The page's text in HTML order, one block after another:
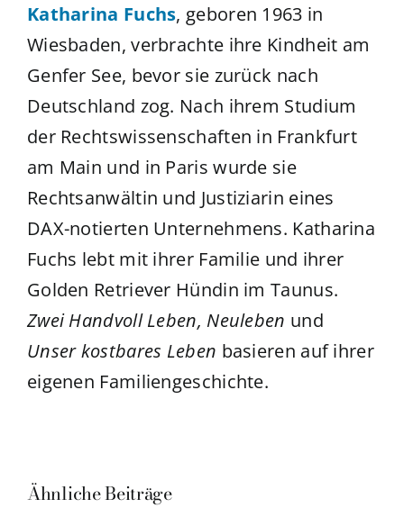
Katharina Fuchs, geboren 1963 in
Wiesbaden, verbrachte ihre Kindheit am
Genfer See, bevor sie zurück nach
Deutschland zog. Nach ihrem Studium
der Rechtswissenschaften in Frankfurt
am Main und in Paris wurde sie
Rechtsanwältin und Justiziarin eines
DAX-notierten Unternehmens. Katharina
Fuchs lebt mit ihrer Familie und ihrer
Golden Retriever Hündin im Taunus.
Zwei Handvoll Leben, Neuleben und
Unser kostbares Leben basieren auf ihrer
eigenen Familiengeschichte.
Ähnliche Beiträge